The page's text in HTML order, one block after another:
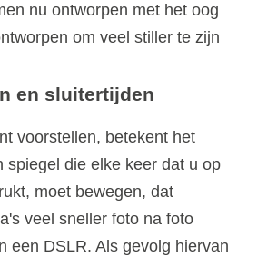
nu ontworpen met het oog
om veel stiller te zijn
en sluitertijden
voorstellen, betekent het
spiegel die elke keer dat u op
moet bewegen, dat
veel sneller foto na foto
een DSLR. Als gevolg hiervan